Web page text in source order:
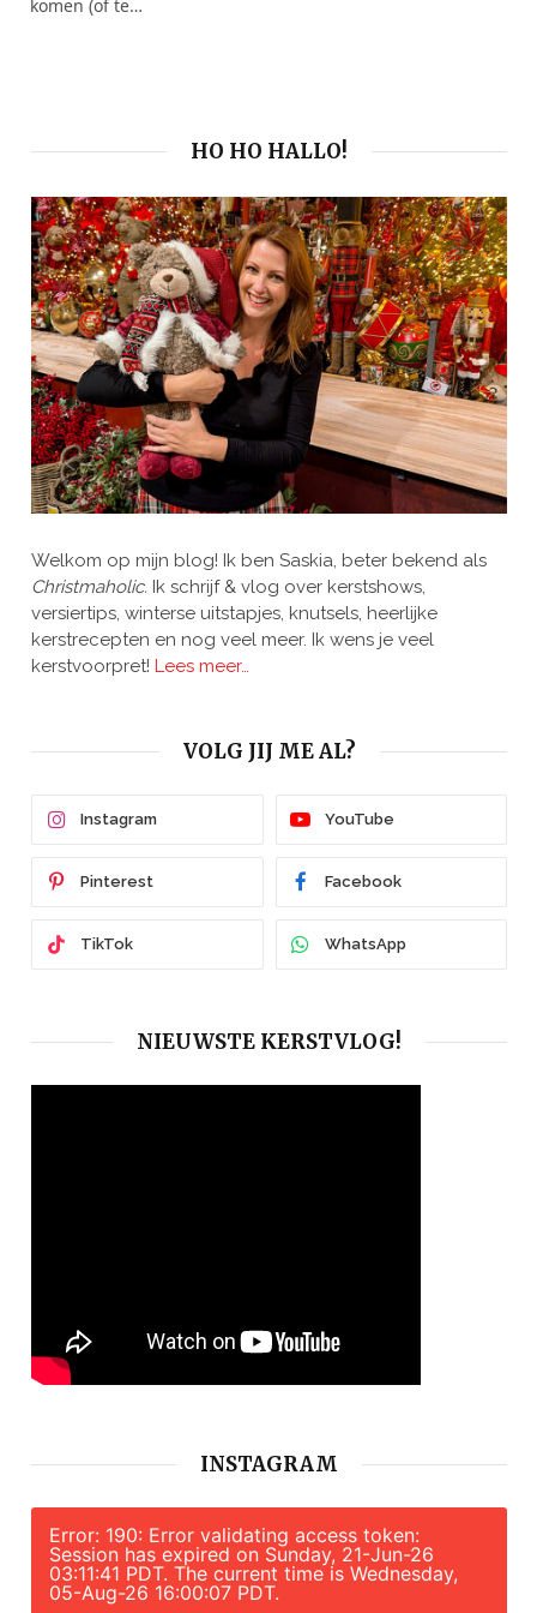
komen (of te…
HO HO HALLO!
Welkom op mijn blog! Ik ben Saskia, beter bekend als
Christmaholic. Ik schrijf & vlog over kerstshows,
versiertips, winterse uitstapjes, knutsels, heerlijke
kerstrecepten en nog veel meer. Ik wens je veel
kerstvoorpret! Lees meer…
VOLG JIJ ME AL?
Instagram YouTube
Pinterest Facebook
TikTok WhatsApp
NIEUWSTE KERSTVLOG!
INSTAGRAM
Error: 190: Error validating access token:
Session has expired on Sunday, 21-Jun-26
03:11:41 PDT. The current time is Wednesday,
05-Aug-26 16:00:07 PDT.